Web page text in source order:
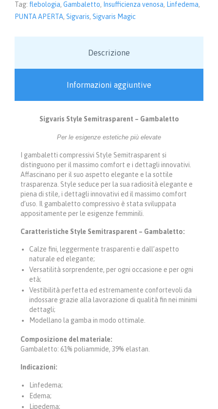
Tag: flebologia, Gambaletto, Insufficienza venosa, Linfedema,
PUNTA APERTA, Sigvaris, Sigvaris Magic
Descrizione
Informazioni aggiuntive
Sigvaris Style Semitrasparent – Gambaletto
Per le esigenze estetiche più elevate
I gambaletti compressivi Style Semitrasparent si
distinguono per il massimo comfort e i dettagli innovativi.
Affascinano per il suo aspetto elegante e la sottile
trasparenza. Style seduce per la sua radiosità elegante e
piena di stile, i dettagli innovativi ed il massimo comfort
d’uso. Il gambaletto compressivo è stata sviluppata
appositamente per le esigenze femminili.
Caratteristiche Style Semitrasparent – Gambaletto:
Calze fini, leggermente trasparenti e dall’aspetto
naturale ed elegante;
Versatilità sorprendente, per ogni occasione e per ogni
età;
Vestibilità perfetta ed estremamente confortevoli da
indossare grazie alla lavorazione di qualità fin nei minimi
dettagli;
Modellano la gamba in modo ottimale.
Composizione del materiale:
Gambaletto: 61% poliammide, 39% elastan.
Indicazioni:
Linfedema;
Edema;
Lipedema;